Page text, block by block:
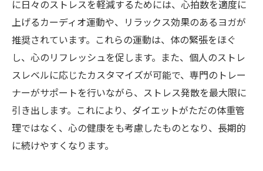
に日々のストレスを軽減するためには、心拍数を適度に
上げるカーディオ運動や、リラックス効果のあるヨガが
推奨されています。これらの運動は、体の緊張をほぐ
し、心のリフレッシュを促します。また、個人のストレ
スレベルに応じたカスタマイズが可能で、専門のトレー
ナーがサポートを行いながら、ストレス発散を最大限に
引き出します。これにより、ダイエットがただの体重管
理ではなく、心の健康をも考慮したものとなり、長期的
に続けやすくなります。